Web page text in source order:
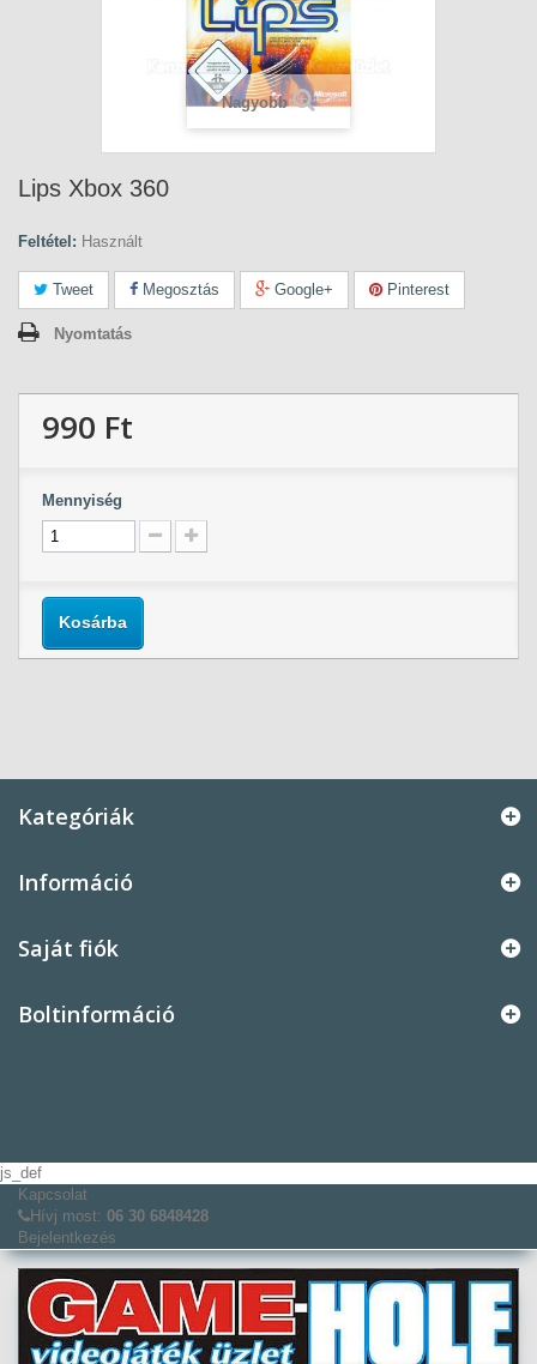
Nagyobb
Lips Xbox 360
Feltétel: Használt
Tweet Megosztás Google+ Pinterest
Nyomtatás
990 Ft‎
Mennyiség
Kosárba
Kategóriák
Információ
Saját fiók
Boltinformáció
js_def
Kapcsolat
Hívj most: 06 30 6848428
Bejelentkezés